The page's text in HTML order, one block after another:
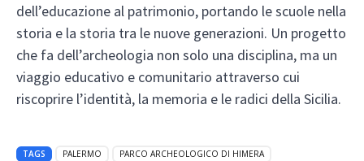
dell’educazione al patrimonio, portando le scuole nella
storia e la storia tra le nuove generazioni. Un progetto
che fa dell’archeologia non solo una disciplina, ma un
viaggio educativo e comunitario attraverso cui
riscoprire l’identità, la memoria e le radici della Sicilia.
TAGS PALERMO PARCO ARCHEOLOGICO DI HIMERA